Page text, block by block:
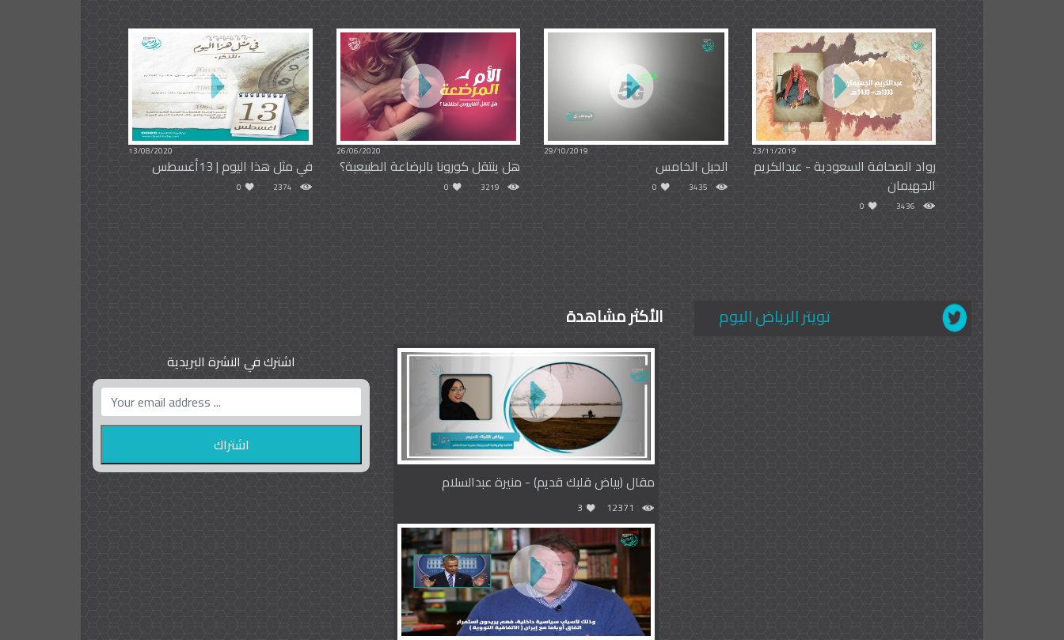
23/11/2019
رواد الصحافة السعودية - عبدالكريم
الجهيمان
3436
0
29/10/2019
الجيل الخامس
3435
0
26/06/2020
هل ينتقل كورونا بالرضاعة الطبيعية؟
3219
0
13/08/2020
في مثل هذا اليوم | 13أغسطس
2374
0
تويتر الرياض اليوم الأكثر مشاهدة
مقال (بياض قلبك قديم) - منيرة عبدالسلام
12371
3
اشترك في النشرة البريدية